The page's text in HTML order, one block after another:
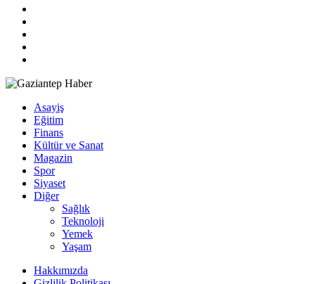
Asayiş
Eğitim
Finans
Kültür ve Sanat
Magazin
Spor
Siyaset
Diğer
Sağlık
Teknoloji
Yemek
Yaşam
Hakkımızda